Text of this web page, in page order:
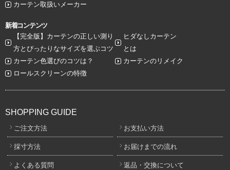
カーテン取扱いメーカー
新着コンテンツ
【完全版】カーテンの正しい測り
方とぴったりなサイズを選ぶコツ
ヒダなしカーテン
とは
カーテン色選びのコツは？
カーテンのリメイク
ロールスクリーンの特徴
SHOPPING GUIDE
ご注文方法 お支払い方法
採寸方法 お届けまでの流れ
よくある質問 返品・交換について